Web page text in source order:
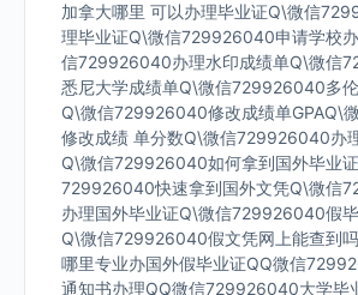
加拿大哪里 可以办理毕业证Q\微信
理毕业证Q\微信729926040申请学校
信729926040办理水印成绩单Q\微信
悉尼大学成绩单Q\微信729926040多
Q\微信729926040修改成绩单GPAQ\
修改成绩 单分数Q\微信729926040办
Q\微信729926040如何拿到国外毕业
729926040快速拿到国外文凭Q\微信
办理国外毕业证Q\微信729926040假
Q\微信729926040假文凭网上能查到吗
哪里专业办国外假毕业证QQ微信
通知书办理QQ微信729926040大学毕